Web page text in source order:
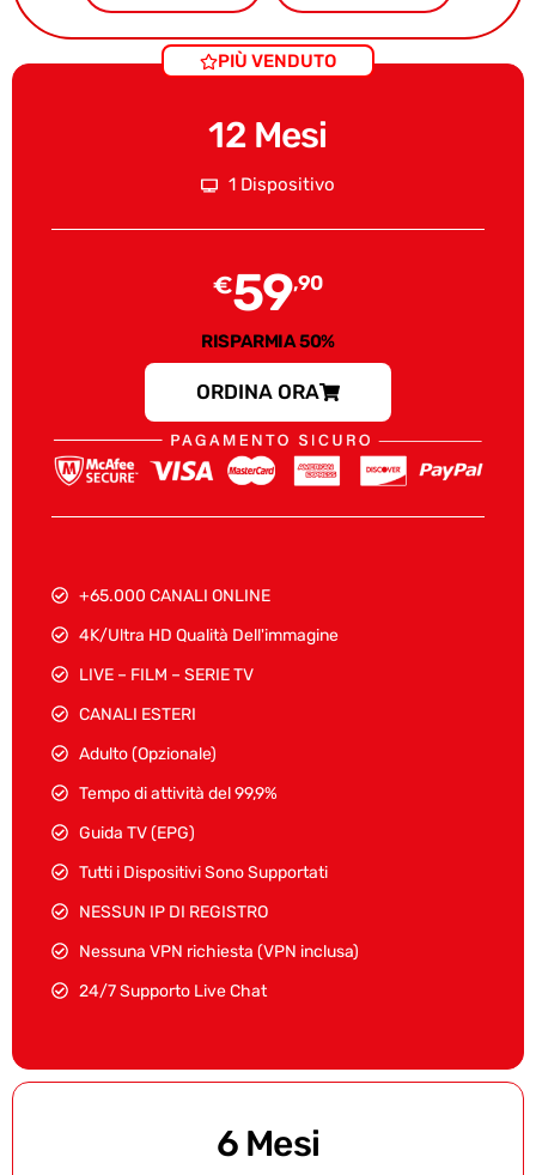
PIÙ VENDUTO
12 Mesi
1 Dispositivo
€59,90
RISPARMIA 50%
ORDINA ORA
+65.000 CANALI ONLINE
4K/Ultra HD Qualità Dell'immagine
LIVE – FILM – SERIE TV
CANALI ESTERI
Adulto (Opzionale)
Tempo di attività del 99,9%
Guida TV (EPG)
Tutti i Dispositivi Sono Supportati
NESSUN IP DI REGISTRO
Nessuna VPN richiesta (VPN inclusa)
24/7 Supporto Live Chat
6 Mesi